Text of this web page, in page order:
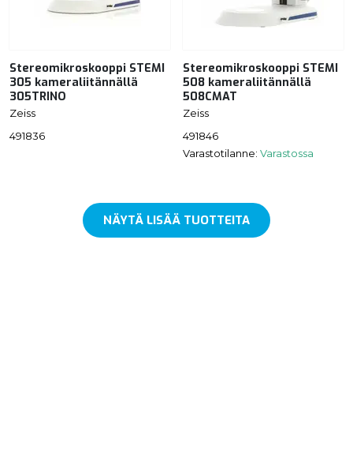
Stereomikroskooppi STEMI
305 kameraliitännällä
305TRINO
Zeiss
491836
Stereomikroskooppi STEMI
508 kameraliitännällä
508CMAT
Zeiss
491846
Varastotilanne: Varastossa
NÄYTÄ LISÄÄ TUOTTEITA